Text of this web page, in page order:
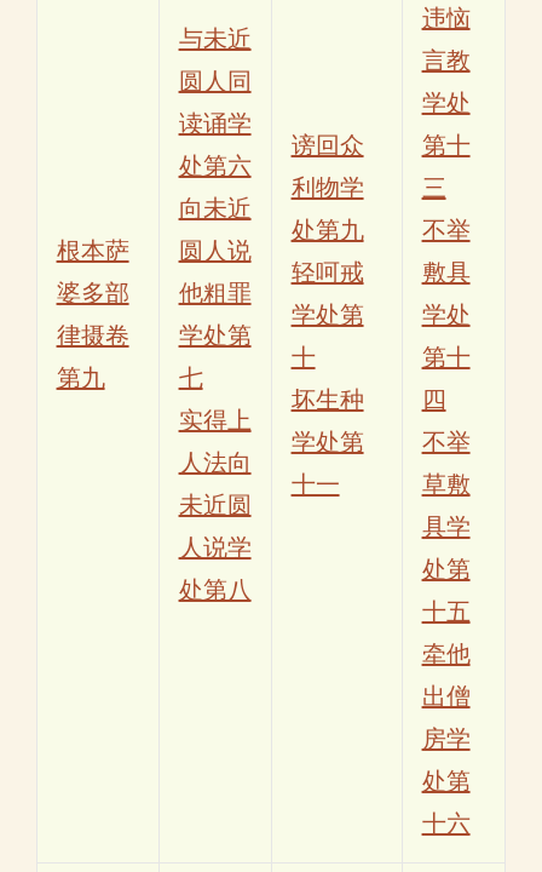
根本萨
婆多部
律摄卷
第九
与未近
圆人同
读诵学
处第六
向未近
圆人说
他粗罪
学处第
七
实得上
人法向
未近圆
人说学
处第八
谤回众
利物学
处第九
轻呵戒
学处第
十
坏生种
学处第
十一
违恼
言教
学处
第十
三
不举
敷具
学处
第十
四
不举
草敷
具学
处第
十五
牵他
出僧
房学
处第
十六